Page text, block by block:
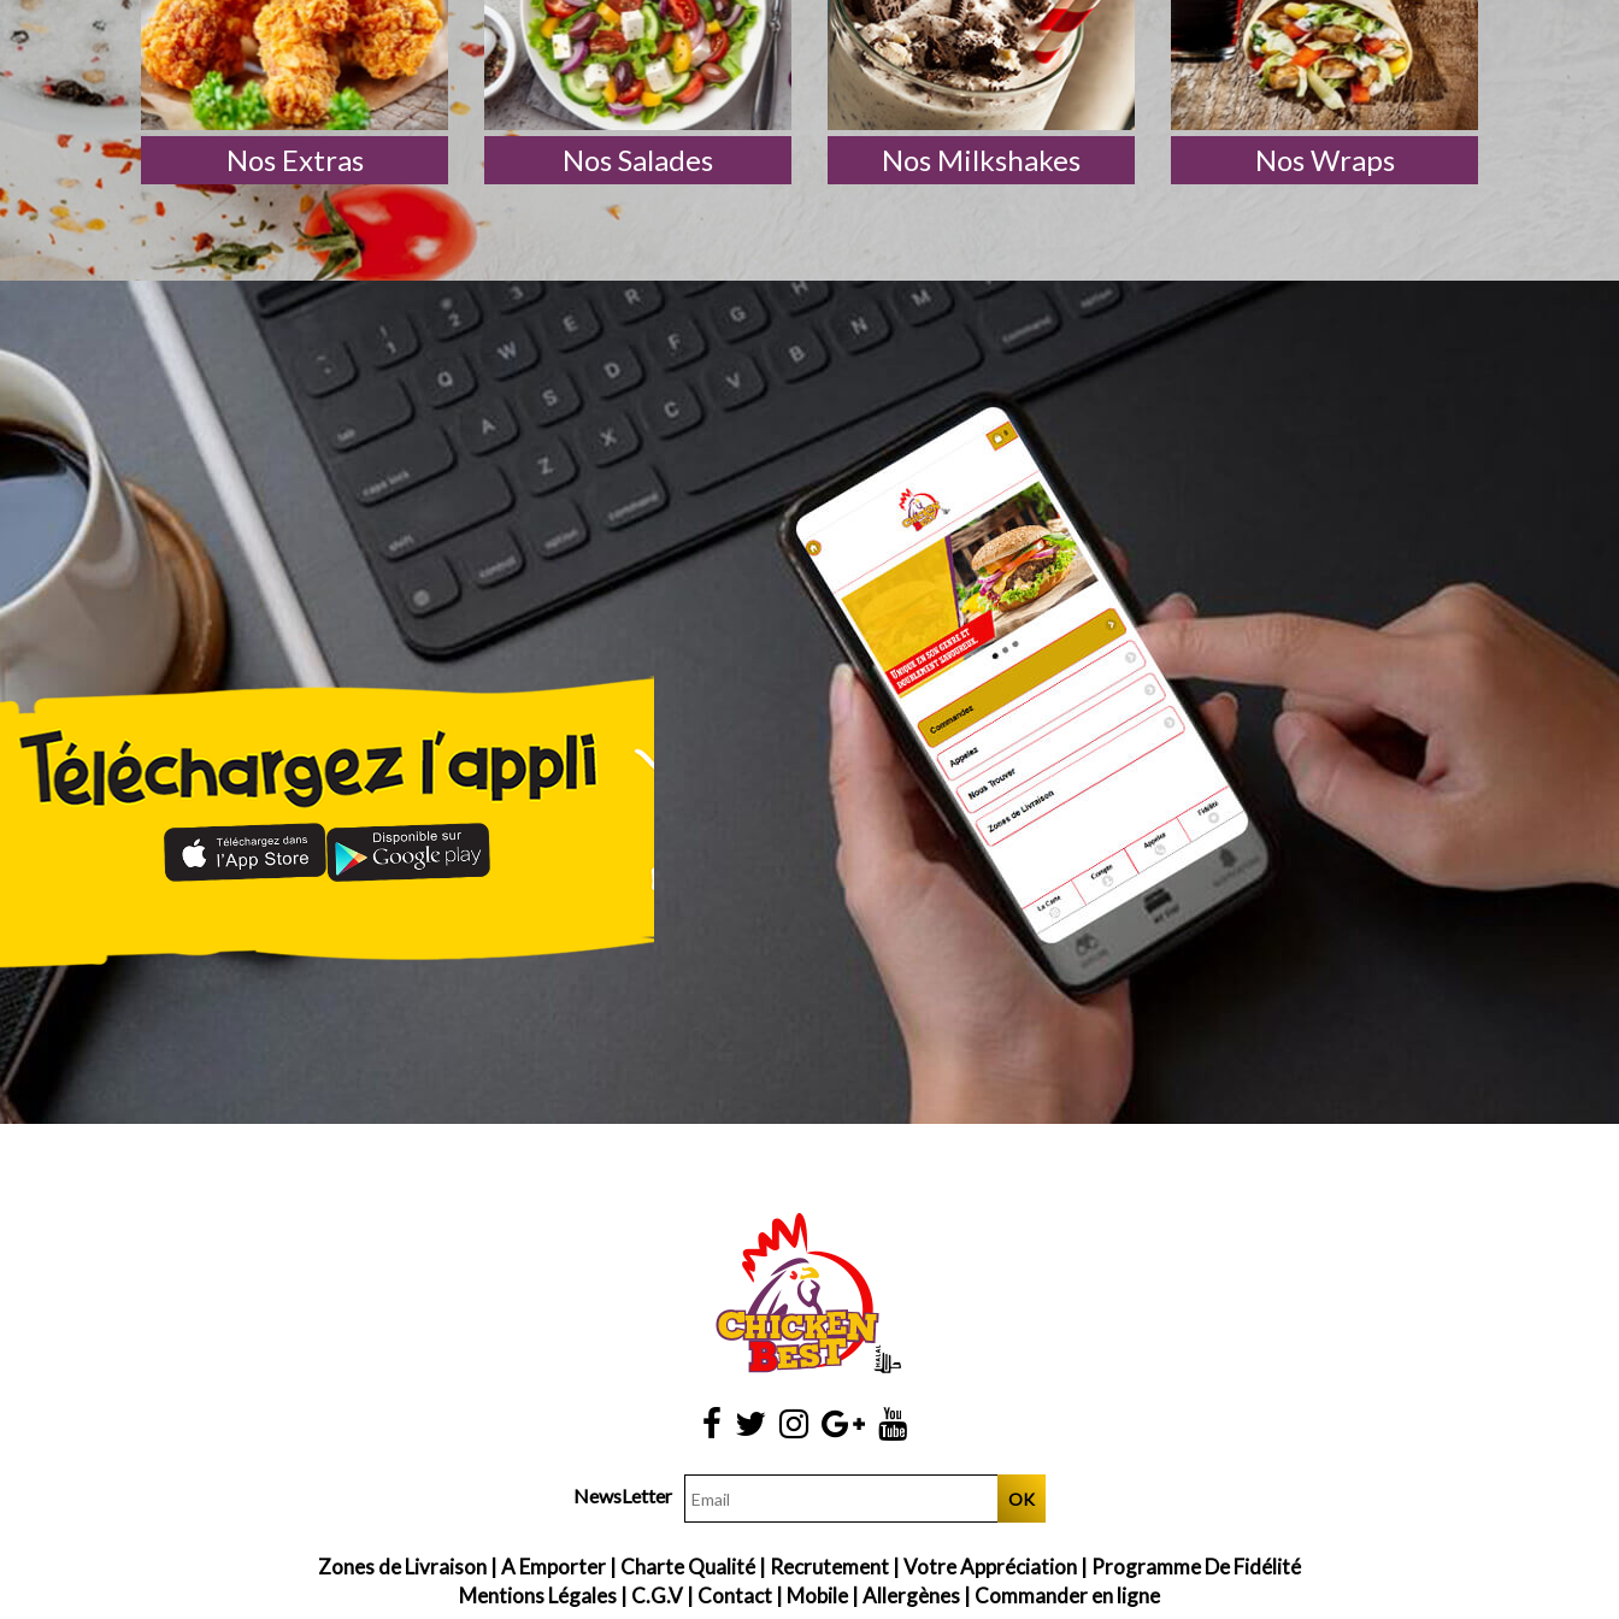
Nos Extras Nos Salades Nos Milkshakes Nos Wraps
NewsLetter OK
Zones de Livraison A Emporter Charte Qualité| Recrutement Votre Appréciation
Programme De Fidélité
Mentions Légales
C.G.V| Contact Mobile| Allergènes Commander en ligne